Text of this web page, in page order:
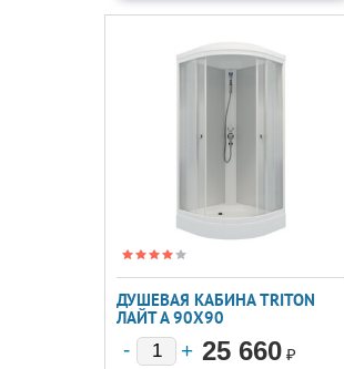
ДУШЕВАЯ КАБИНА TRITON
ЛАЙТ А 90X90
25 660 ₽